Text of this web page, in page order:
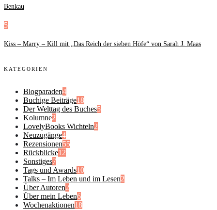
Benkau
5
Kiss – Marry – Kill mit „Das Reich der sieben Höfe“ von Sarah J. Maas
KATEGORIEN
Blogparaden4
Buchige Beiträge18
Der Welttag des Buches5
Kolumne2
LovelyBooks Wichteln2
Neuzugänge4
Rezensionen55
Rückblicke12
Sonstiges7
Tags und Awards10
Talks – Im Leben und im Lesen2
Über Autoren2
Über mein Leben6
Wochenaktionen18